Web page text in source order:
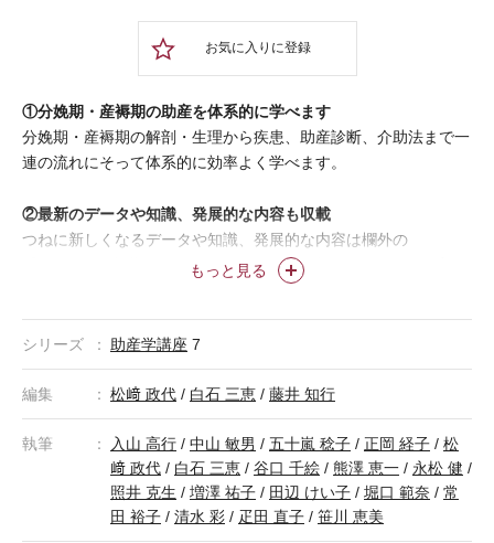
お気に入りに登録
もっと見る
①分娩期・産褥期の助産を体系的に学べます
分娩期・産褥期の解剖・生理から疾患、助産診断、介助法まで一
連の流れにそって体系的に効率よく学べます。
②最新のデータや知識、発展的な内容も収載
つねに新しくなるデータや知識、発展的な内容は欄外の
「NOTE」に収載されています。毎年、見直しを行うことで変化
「助産学講座」は株式会社医学書院の登録商標です。
シリーズ 助産学講座 7
編集 松﨑 政代 / 白石 三恵 / 藤井 知行
執筆 入山 高行 / 中山 敏男 / 五十嵐 稔子 / 正岡 経子 / 松
﨑 政代 / 白石 三恵 / 谷口 千絵 / 熊澤 恵一 / 永松 健 /
照井 克生 / 増澤 祐子 / 田辺 けい子 / 堀口 範奈 / 常
田 裕子 / 清水 彩 / 疋田 直子 / 笹川 恵美